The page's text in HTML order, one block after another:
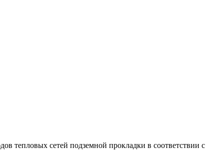
тепловых сетей подземной прокладки в соответствии с